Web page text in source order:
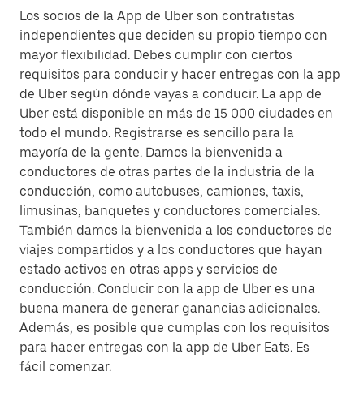
Los socios de la App de Uber son contratistas
independientes que deciden su propio tiempo con
mayor flexibilidad. Debes cumplir con ciertos
requisitos para conducir y hacer entregas con la app
de Uber según dónde vayas a conducir. La app de
Uber está disponible en más de 15 000 ciudades en
todo el mundo. Registrarse es sencillo para la
mayoría de la gente. Damos la bienvenida a
conductores de otras partes de la industria de la
conducción, como autobuses, camiones, taxis,
limusinas, banquetes y conductores comerciales.
También damos la bienvenida a los conductores de
viajes compartidos y a los conductores que hayan
estado activos en otras apps y servicios de
conducción. Conducir con la app de Uber es una
buena manera de generar ganancias adicionales.
Además, es posible que cumplas con los requisitos
para hacer entregas con la app de Uber Eats. Es
fácil comenzar.